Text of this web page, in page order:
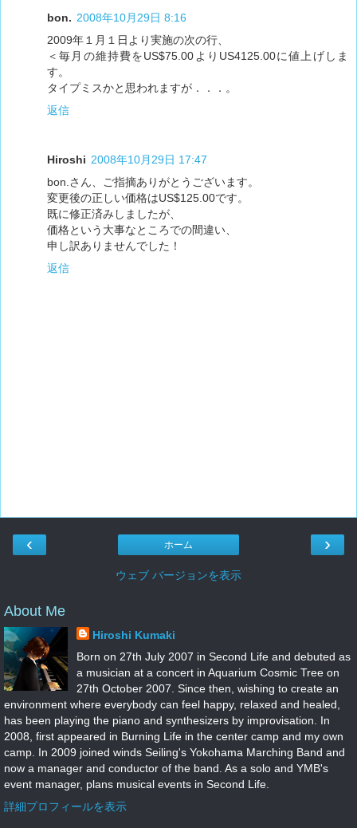
bon. 2008年10月29日 8:16
2009年１月１日より実施の次の行、
＜毎月の維持費をUS$75.00よりUS4125.00に値上げしま
す。
タイプミスかと思われますが．．．。
返信
Hiroshi 2008年10月29日 17:47
bon.さん、ご指摘ありがとうございます。
変更後の正しい価格はUS$125.00です。
既に修正済みしましたが、
価格という大事なところでの間違い、
申し訳ありませんでした！
返信
‹ ›
ホーム
ウェブ バージョンを表示
About Me
Hiroshi Kumaki
Born on 27th July 2007 in Second Life and debuted as
a musician at a concert in Aquarium Cosmic Tree on
27th October 2007. Since then, wishing to create an
environment where everybody can feel happy, relaxed and healed,
has been playing the piano and synthesizers by improvisation. In
2008, first appeared in Burning Life in the center camp and my own
camp. In 2009 joined winds Seiling's Yokohama Marching Band and
now a manager and conductor of the band. As a solo and YMB's
event manager, plans musical events in Second Life.
詳細プロフィールを表示